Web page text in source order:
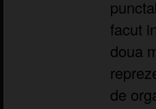
facut
doua
de